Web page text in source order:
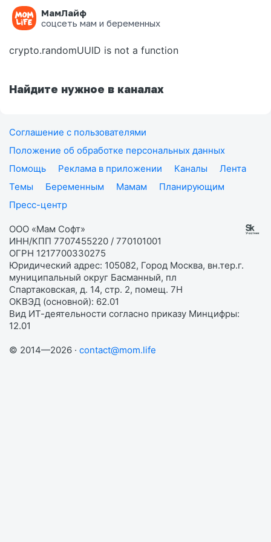
МамЛайф
соцсеть мам и беременных
Ошибка на странице
crypto.randomUUID is not a function
Найдите нужное в каналах
Соглашение с пользователями
Положение об обработке персональных данных
Помощь
Реклама в приложении Каналы
Лента
Темы
Беременным Мамам
Планирующим
Пресс-центр
ООО «Мам Софт»
ИНН/КПП 7707455220 / 770101001
ОГРН 1217700330275
Юридический адрес: 105082, Город Москва, вн.тер.г.
муниципальный округ Басманный, пл
Спартаковская, д. 14, стр. 2, помещ. 7Н
ОКВЭД (основной): 62.01
Вид ИТ-деятельности согласно приказу Минцифры:
12.01
© 2014—2026 · contact@mom.life